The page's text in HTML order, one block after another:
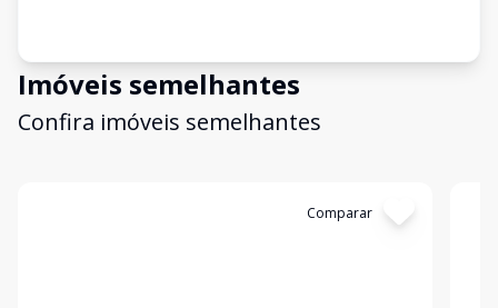
Imóveis semelhantes
Confira imóveis semelhantes
Comparar